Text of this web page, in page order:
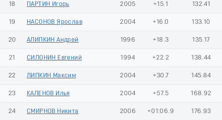
18 ПАРТИН Игорь 2005 +15.1 132.41
19 НАСОНОВ Ярослав 2004 +16.0 133.10
20 АЛИПКИН Андрей 1996 +18.3 135.17
21 СИЛОНИН Евгений 1994 +22.2 138.44
22 ЛИПКИН Максим 2004 +30.7 145.84
23 КАЛЕНОВ Илья 2004 +57.5 168.92
24 СМИРНОВ Никита 2006 +01:06.9 176.93